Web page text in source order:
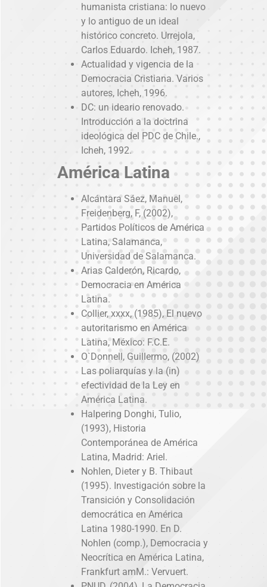
humanista cristiana: lo nuevo
y lo antiguo de un ideal
histórico concreto. Urrejola,
Carlos Eduardo. Icheh, 1987.
Actualidad y vigencia de la
Democracia Cristiana. Varios
autores, Icheh, 1996.
DC: un ideario renovado.
Introducción a la doctrina
ideológica del PDC de Chile.,
Icheh, 1992.
América Latina
Alcántara Sáez, Manuel,
Freidenberg, F, (2002),
Partidos Políticos de América
Latina, Salamanca,
Universidad de Salamanca.
Arias Calderón, Ricardo,
Democracia en América
Latina.
Collier, xxxx, (1985), El nuevo
autoritarismo en América
Latina, México: F.C.E.
O`Donnell, Guillermo, (2002)
Las poliarquías y la (in)
efectividad de la Ley en
América Latina.
Halpering Donghi, Tulio,
(1993), Historia
Contemporánea de América
Latina, Madrid: Ariel.
Nohlen, Dieter y B. Thibaut
(1995). Investigación sobre la
Transición y Consolidación
democrática en América
Latina 1980-1990. En D.
Nohlen (comp.), Democracia y
Neocrítica en América Latina,
Frankfurt amM.: Vervuert.